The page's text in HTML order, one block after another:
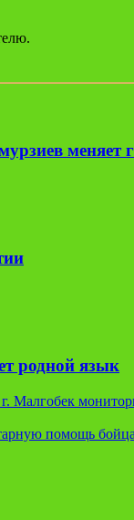
меняет
родной язык
помощь